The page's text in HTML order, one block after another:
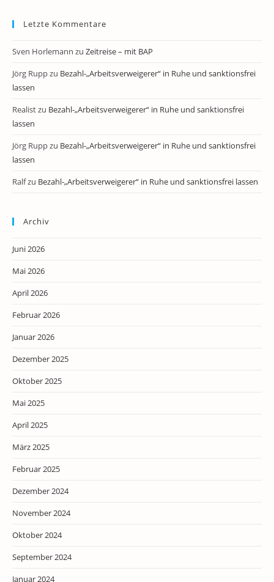
Letzte Kommentare
Sven Horlemann zu Zeitreise – mit BAP
Jörg Ruppzu Bezahl-„Arbeitsverweigerer“ in Ruhe und sanktionsfrei
lassen
Realistzu Bezahl-„Arbeitsverweigerer“ in Ruhe und sanktionsfrei
lassen
Jörg Ruppzu Bezahl-„Arbeitsverweigerer“ in Ruhe und sanktionsfrei
lassen
Ralfzu Bezahl-„Arbeitsverweigerer“ in Ruhe und sanktionsfrei lassen
Archiv
Juni 2026
Mai 2026
April 2026
Februar 2026
Januar 2026
Dezember 2025
Oktober 2025
Mai 2025
April 2025
März 2025
Februar 2025
Dezember 2024
November 2024
Oktober 2024
September 2024
Januar 2024